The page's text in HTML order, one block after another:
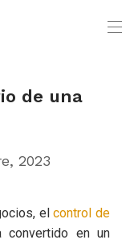
de una
2023
elcontrol de
convertido en un